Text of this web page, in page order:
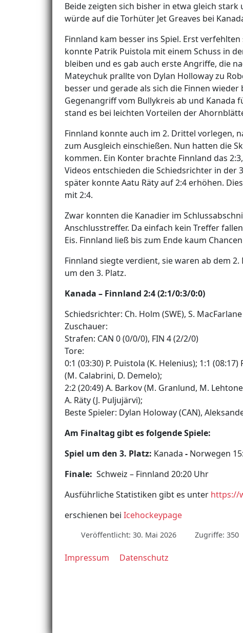
Beide zeigten sich bisher in etwa gleich
würde auf die Torhüter Jet Greaves bei
Finnland kam besser ins Spiel. Erst
konnte Patrik Puistola mit einem Schuss in
bleiben und es gab auch erste Angriffe, die
Mateychuk prallte von Dylan Holloway zu
besser und gerade als sich die Finnen
Gegenangriff vom Bullykreis ab und Kanada
stand es bei leichten Vorteilen der
Finnland konnte auch im 2. Drittel vorlegen,
zum Ausgleich einschießen. Nun hatten die
kommen. Ein Konter brachte Finnland das
Videos entschieden die Schiedsrichter in der
später konnte Aatu Räty auf 2:4 erhöhen.
mit 2:4.
Zwar konnten die Kanadier im
Anschlusstreffer. Da einfach kein Treffer
Eis. Finnland ließ bis zum Ende kaum
Finnland siegte verdient, sie waren ab dem
um den 3. Platz.
Kanada – Finnland 2:4 (2:1/0:3/0:0)
Schiedsrichter: Ch. Holm (SWE), S.
Zuschauer:
Strafen: CAN 0 (0/0/0), FIN 4 (2/2/0)
Tore:
0:1 (03:30) P. Puistola (K. Helenius); 1:1
(M. Calabrini, D. Demelo);
2:2 (20:49) A. Barkov (M. Granlund, M.
A. Räty (J. Puljujärvi);
Beste Spieler: Dylan Holoway (CAN),
Am Finaltag gibt es folgende Spiele:
Spiel um den 3. Platz: Kanada - Norwegen
Finale: Schweiz – Finnland 20:20 Uhr
Ausführliche Statistiken gibt es unter https://
erschienen bei Icehockeypage
Veröffentlicht: 30. Mai 2026 Zugriffe: 350
Impressum Datenschutz